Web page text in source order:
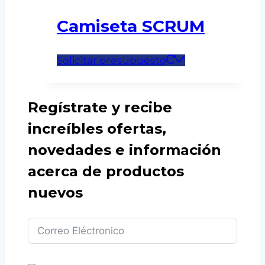
Camiseta SCRUM
Solicitar presupuesto
opciones
en
Regístrate y recibe
increíbles ofertas,
novedades e información
acerca de productos
nuevos